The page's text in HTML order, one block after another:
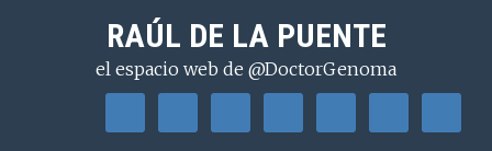
contenido
RAÚL DE LA PUENTE
el espacio web de @DoctorGenoma